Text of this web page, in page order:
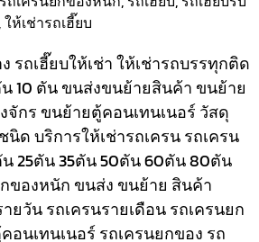
,ให้เช่ารถเฮี๊ยบ
รถเฮี๊ยบให้เช่า ให้เช่ารถบรรทุกติด
10 ตัน ขนส่งขนย้ายสินค้า ขนย้าย
จักร ขนย้ายตู้คอนเทนเนอร์ วัสดุ
นิดบริการให้เช่ารถเครน รถเครน
25ตัน 35ตัน 50ตัน 60ตัน 80ตัน
ของหนัก ขนส่ง ขนย้าย สินค้า
ยวัน รถเครนรายเดือน รถเครนยก
อนเทนเนอร์ รถเครนยกของ รถ